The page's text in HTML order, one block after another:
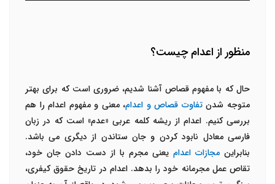
منظور از اعدام چیست؟
حال که با مفهوم قصاص آشنا شدیم، ضروری است که برای بهتر
متوجه شدنتفاوت قصاص و اعدام، معنی و مفهوم اعدام را هم
بررسی کنیم. اعدام از ریشه کلمه عربی «عدم» است که در زبان
فارسی معادل نابود کردن و جان ستاندن از دیگری می باشد.
بنابراین مجازات اعدام یعنی مجرم با از دست دادن جان خود،
تقاص عمل مجرمانه خود را بدهد. اعدام در تاریخ حقوق کیفری،